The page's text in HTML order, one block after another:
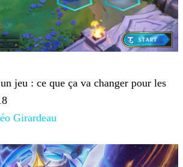
jeu : ce que ça va changer pour les
Girardeau